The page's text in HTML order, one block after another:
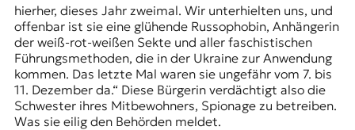
hierher, dieses Jahr zweimal. Wir unterhielten uns, und
offenbar ist sie eine glühende Russophobin, Anhängerin
der weiß-rot-weißen Sekte und aller faschistischen
Führungsmethoden, die in der Ukraine zur Anwendung
kommen. Das letzte Mal waren sie ungefähr vom 7. bis
11. Dezember da.“ Diese Bürgerin verdächtigt also die
Schwester ihres Mitbewohners, Spionage zu betreiben.
Was sie eilig den Behörden meldet.